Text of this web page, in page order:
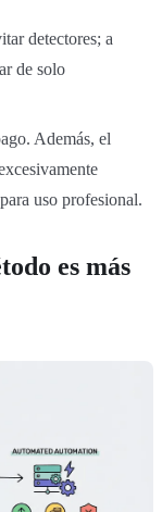
detectores; a
de solo
Además, el
uso profesional.
es más